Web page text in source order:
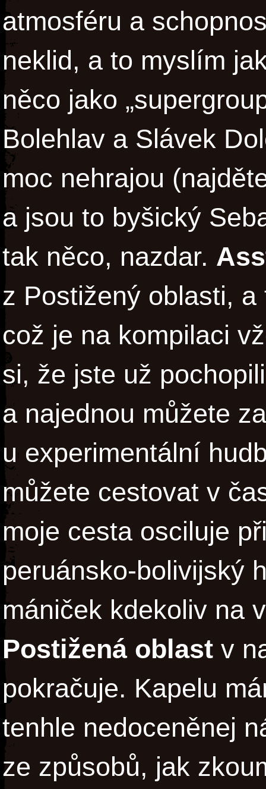
atmosféru a
neklid, a to myslím
něco jako
Bolehlav a Slávek
moc nehrajou
a jsou to byšický
tak něco, nazdar.
z Postižený oblasti,
což je na kompilaci
si, že jste už
a najednou můžete
u experimentální
můžete cestovat v
moje cesta osciluje
peruánsko-bolivijský
mániček kdekoliv na
Postižená oblast v
pokračuje. Kapelu
tenhle nedoceněnej
ze způsobů, jak